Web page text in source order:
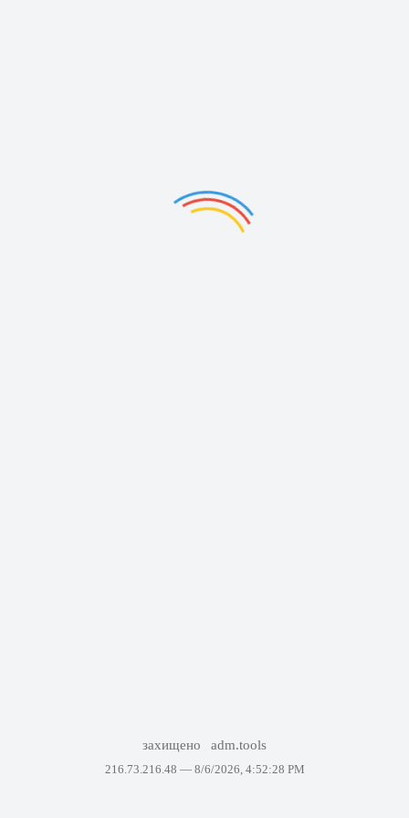
захищено adm.tools
216.73.216.48 — 8/6/2026, 4:52:28 PM